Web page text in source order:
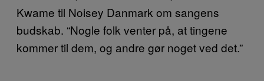
Kwame til Noisey Danmark om sangens
budskab. “Nogle folk venter på, at tingene
kommer til dem, og andre gør noget ved det.”